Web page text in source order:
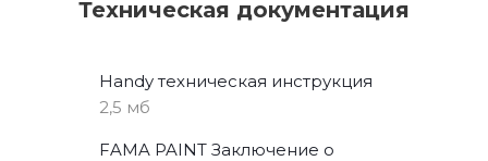
Техническая документация
Handy техническая инструкция
2,5 мб
FAMA PAINT Заключение о